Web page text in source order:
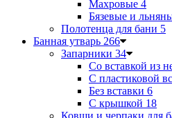
Махровые 4
Бязевые и
Полотенца для бани 5
Банная утварь 266
Запарники 34
Со вставкой из
С пластиковой
Без вставки 6
С крышкой 18
Ковши и черпаки для